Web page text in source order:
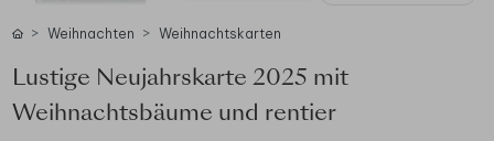
Weihnachten Weihnachtskarten
Lustige Neujahrskarte 2025 mit
Weihnachtsbäume und rentier